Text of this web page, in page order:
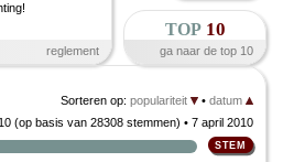
reglement
top 10
ga naar de top 10
Sorteren op: populariteit • datum
(op basis van 28308 stemmen) • 7 april 2010